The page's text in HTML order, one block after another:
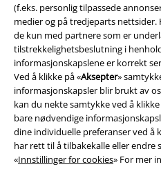
(f.eks. personlig tilpassede
medier og på tredjeparts nettsider.
de kun med partnere som er
tilstrekkelighetsbeslutning i
informasjonskapslene er korrekt
Ved å klikke på «Aksepter»
informasjonskapsler blir brukt av
kan du nekte samtykke ved å klikke
bare nødvendige
dine individuelle preferanser ved å
har rett til å tilbakekalle eller
«Innstillinger for cookies» For mer
Juridisk informasjon/
Vilkår
Impressum
Konfidensialitetserklæring